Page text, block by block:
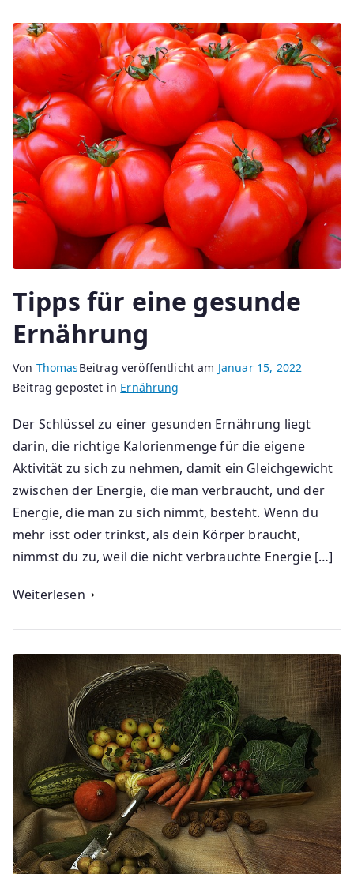
Tipps für eine gesunde
Ernährung
Von ThomasBeitrag veröffentlicht am Januar 15, 2022
Beitrag gepostet in Ernährung
Der Schlüssel zu einer gesunden Ernährung liegt
darin, die richtige Kalorienmenge für die eigene
Aktivität zu sich zu nehmen, damit ein Gleichgewicht
zwischen der Energie, die man verbraucht, und der
Energie, die man zu sich nimmt, besteht. Wenn du
mehr isst oder trinkst, als dein Körper braucht,
nimmst du zu, weil die nicht verbrauchte Energie […]
Weiterlesen